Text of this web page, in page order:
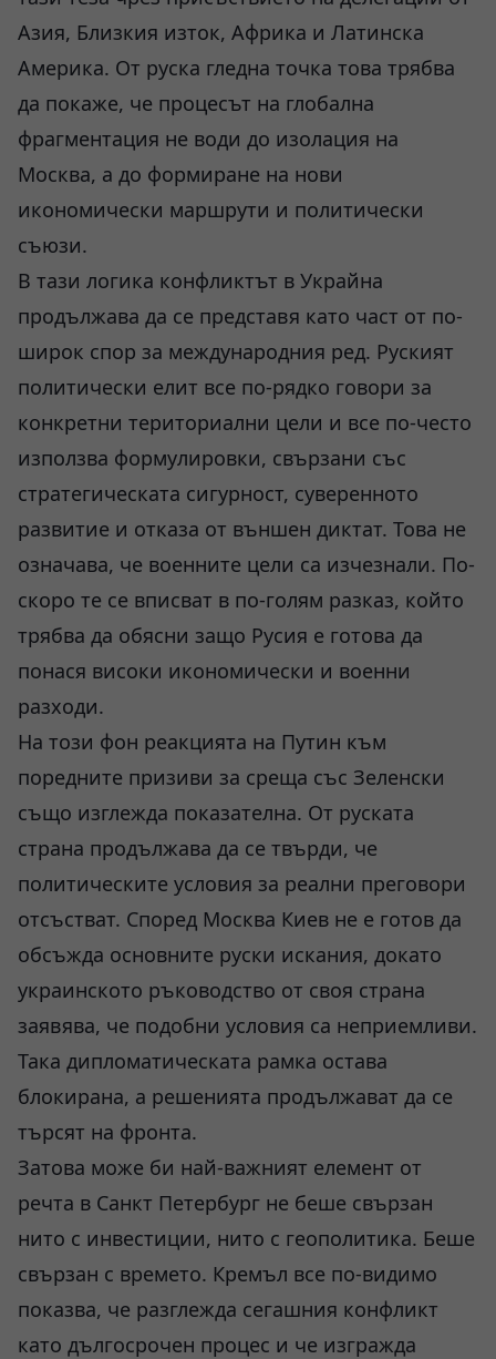
Азия, Близкия изток, Африка и Латинска
Америка. От руска гледна точка това трябва
да покаже, че процесът на глобална
фрагментация не води до изолация на
Москва, а до формиране на нови
икономически маршрути и политически
съюзи.
В тази логика конфликтът в Украйна
продължава да се представя като част от по-
широк спор за международния ред. Руският
политически елит все по-рядко говори за
конкретни териториални цели и все по-често
използва формулировки, свързани със
стратегическата сигурност, суверенното
развитие и отказа от външен диктат. Това не
означава, че военните цели са изчезнали. По-
скоро те се вписват в по-голям разказ, който
трябва да обясни защо Русия е готова да
понася високи икономически и военни
разходи.
На този фон реакцията на Путин към
поредните призиви за среща със Зеленски
също изглежда показателна. От руската
страна продължава да се твърди, че
политическите условия за реални преговори
отсъстват. Според Москва Киев не е готов да
обсъжда основните руски искания, докато
украинското ръководство от своя страна
заявява, че подобни условия са неприемливи.
Така дипломатическата рамка остава
блокирана, а решенията продължават да се
търсят на фронта.
Затова може би най-важният елемент от
речта в Санкт Петербург не беше свързан
нито с инвестиции, нито с геополитика. Беше
свързан с времето. Кремъл все по-видимо
показва, че разглежда сегашния конфликт
като дългосрочен процес и че изгражда